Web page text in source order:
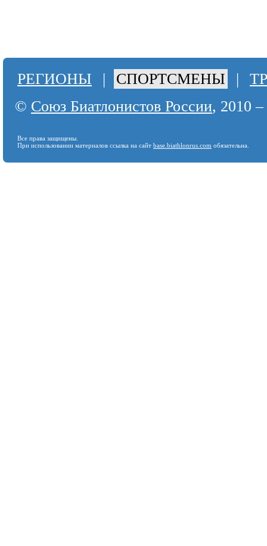
РЕГИОНЫ | СПОРТСМЕНЫ |
© Союз Биатлонистов России, 2010
Все права защищены.
При использовании материалов ссылка на сайт base.biathlonrus.com обязательна.